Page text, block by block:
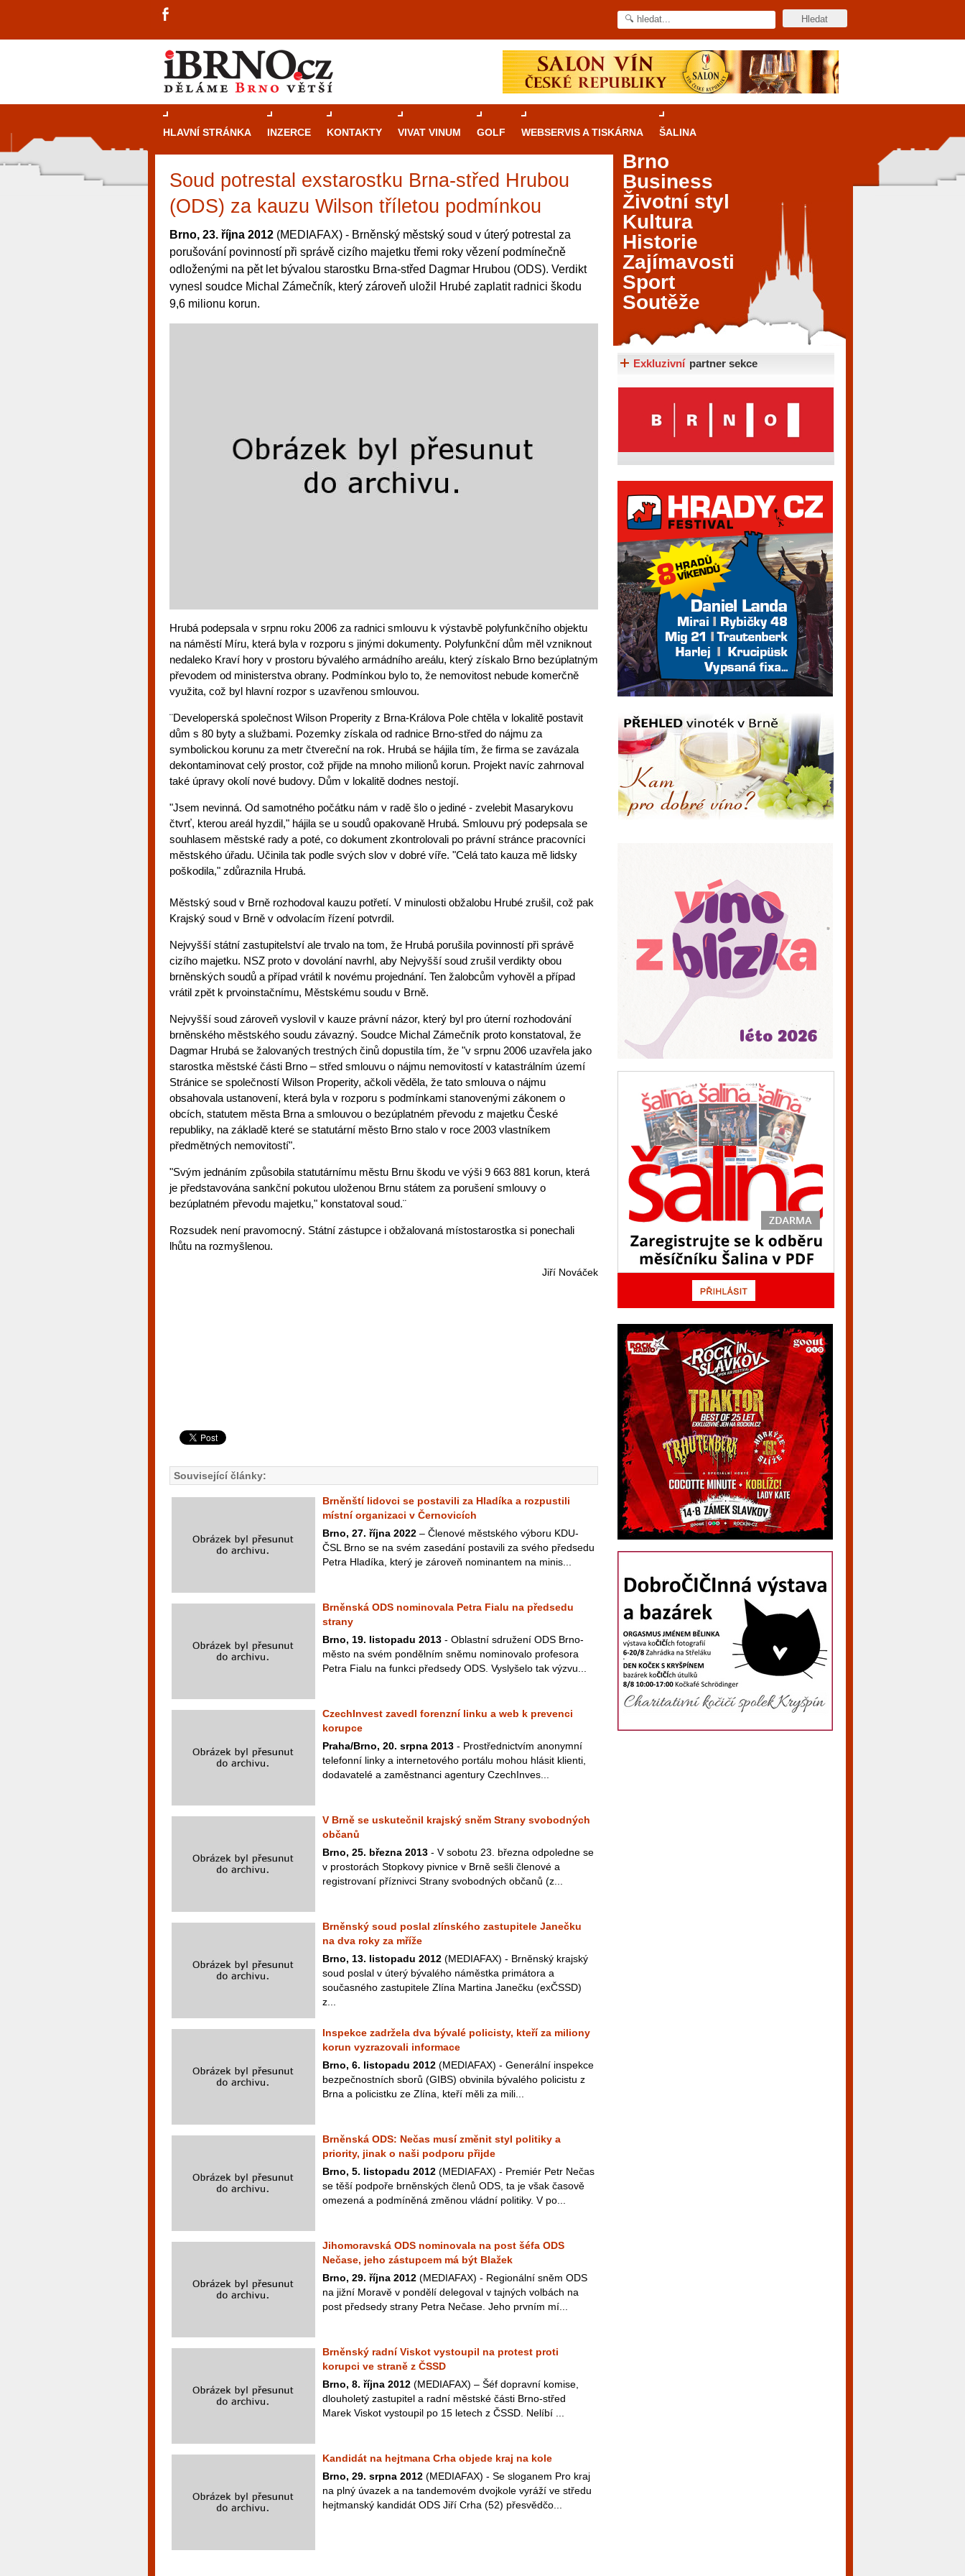
HLAVNÍ STRÁNKA INZERCE KONTAKTY VIVAT VINUM GOLF WEBSERVIS A TISKÁRNA ŠALINA
Soud potrestal exstarostku Brna-střed Hrubou
(ODS) za kauzu Wilson tříletou podmínkou
Brno, 23. října 2012 (MEDIAFAX) - Brněnský městský soud v úterý potrestal za
porušování povinností při správě cizího majetku třemi roky vězení podmínečně
odloženými na pět let bývalou starostku Brna-střed Dagmar Hrubou (ODS). Verdikt
vynesl soudce Michal Zámečník, který zároveň uložil Hrubé zaplatit radnici škodu
9,6 milionu korun.
Hrubá podepsala v srpnu roku 2006 za radnici smlouvu k výstavbě polyfunkčního objektu
na náměstí Míru, která byla v rozporu s jinými dokumenty. Polyfunkční dům měl vzniknout
nedaleko Kraví hory v prostoru bývalého armádního areálu, který získalo Brno bezúplatným
převodem od ministerstva obrany. Podmínkou bylo to, že nemovitost nebude komerčně
využita, což byl hlavní rozpor s uzavřenou smlouvou.
¨Developerská společnost Wilson Properity z Brna-Králova Pole chtěla v lokalitě postavit
dům s 80 byty a službami. Pozemky získala od radnice Brno-střed do nájmu za
symbolickou korunu za metr čtvereční na rok. Hrubá se hájila tím, že firma se zavázala
dekontaminovat celý prostor, což přijde na mnoho milionů korun. Projekt navíc zahrnoval
také úpravy okolí nové budovy. Dům v lokalitě dodnes nestojí.
"Jsem nevinná. Od samotného počátku nám v radě šlo o jediné - zvelebit Masarykovu
čtvrť, kterou areál hyzdil," hájila se u soudů opakovaně Hrubá. Smlouvu prý podepsala se
souhlasem městské rady a poté, co dokument zkontrolovali po právní stránce pracovníci
městského úřadu. Učinila tak podle svých slov v dobré víře. "Celá tato kauza mě lidsky
poškodila," zdůraznila Hrubá.
Městský soud v Brně rozhodoval kauzu potřetí. V minulosti obžalobu Hrubé zrušil, což pak
Krajský soud v Brně v odvolacím řízení potvrdil.
Nejvyšší státní zastupitelství ale trvalo na tom, že Hrubá porušila povinností při správě
cizího majetku. NSZ proto v dovolání navrhl, aby Nejvyšší soud zrušil verdikty obou
brněnských soudů a případ vrátil k novému projednání. Ten žalobcům vyhověl a případ
vrátil zpět k prvoinstačnímu, Městskému soudu v Brně.
Nejvyšší soud zároveň vyslovil v kauze právní názor, který byl pro úterní rozhodování
brněnského městského soudu závazný. Soudce Michal Zámečník proto konstatoval, že
Dagmar Hrubá se žalovaných trestných činů dopustila tím, že "v srpnu 2006 uzavřela jako
starostka městské části Brno – střed smlouvu o nájmu nemovitostí v katastrálním území
Stránice se společností Wilson Properity, ačkoli věděla, že tato smlouva o nájmu
obsahovala ustanovení, která byla v rozporu s podmínkami stanovenými zákonem o
obcích, statutem města Brna a smlouvou o bezúplatném převodu z majetku České
republiky, na základě které se statutární město Brno stalo v roce 2003 vlastníkem
předmětných nemovitostí".
"Svým jednáním způsobila statutárnímu městu Brnu škodu ve výši 9 663 881 korun, která
je představována sankční pokutou uloženou Brnu státem za porušení smlouvy o
bezúplatném převodu majetku," konstatoval soud.¨
Rozsudek není pravomocný. Státní zástupce i obžalovaná místostarostka si ponechali
lhůtu na rozmyšlenou.
Jiří Nováček
Související články:
Brněnští lidovci se postavili za Hladíka a rozpustili
místní organizaci v Černovicích
Brno, 27. října 2022 – Členové městského výboru KDU-
ČSL Brno se na svém zasedání postavili za svého předsedu
Petra Hladíka, který je zároveň nominantem na minis...
Brněnská ODS nominovala Petra Fialu na předsedu
strany
Brno, 19. listopadu 2013 - Oblastní sdružení ODS Brno-
město na svém pondělním sněmu nominovalo profesora
Petra Fialu na funkci předsedy ODS. Vyslyšelo tak výzvu...
CzechInvest zavedl forenzní linku a web k prevenci
korupce
Praha/Brno, 20. srpna 2013 - Prostřednictvím anonymní
telefonní linky a internetového portálu mohou hlásit klienti,
dodavatelé a zaměstnanci agentury CzechInves...
V Brně se uskutečnil krajský sněm Strany svobodných
občanů
Brno, 25. března 2013 - V sobotu 23. března odpoledne se
v prostorách Stopkovy pivnice v Brně sešli členové a
registrovaní příznivci Strany svobodných občanů (z...
Brněnský soud poslal zlínského zastupitele Janečku
na dva roky za mříže
Brno, 13. listopadu 2012 (MEDIAFAX) - Brněnský krajský
soud poslal v úterý bývalého náměstka primátora a
současného zastupitele Zlína Martina Janečku (exČSSD)
z...
Inspekce zadržela dva bývalé policisty, kteří za miliony
korun vyzrazovali informace
Brno, 6. listopadu 2012 (MEDIAFAX) - Generální inspekce
bezpečnostních sborů (GIBS) obvinila bývalého policistu z
Brna a policistku ze Zlína, kteří měli za mili...
Brněnská ODS: Nečas musí změnit styl politiky a
priority, jinak o naši podporu přijde
Brno, 5. listopadu 2012 (MEDIAFAX) - Premiér Petr Nečas
se těší podpoře brněnských členů ODS, ta je však časově
omezená a podmíněná změnou vládní politiky. V po...
Jihomoravská ODS nominovala na post šéfa ODS
Nečase, jeho zástupcem má být Blažek
Brno, 29. října 2012 (MEDIAFAX) - Regionální sněm ODS
na jižní Moravě v pondělí delegoval v tajných volbách na
post předsedy strany Petra Nečase. Jeho prvním mí...
Brněnský radní Viskot vystoupil na protest proti
korupci ve straně z ČSSD
Brno, 8. října 2012 (MEDIAFAX) – Šéf dopravní komise,
dlouholetý zastupitel a radní městské části Brno-střed
Marek Viskot vystoupil po 15 letech z ČSSD. Nelíbí ...
Kandidát na hejtmana Crha objede kraj na kole
Brno, 29. srpna 2012 (MEDIAFAX) - Se sloganem Pro kraj
na plný úvazek a na tandemovém dvojkole vyráží ve středu
hejtmanský kandidát ODS Jiří Crha (52) přesvědčo...
Průvodcekasinovými hrami v Brně: Od
rulety po video automaty
Brno je městem známým pro zajímavé památky, skvělé
restaurace, divadla a univerzity. Mimo jiné je ale také
místem, kde si můžete legálně a bezpečně vyzkoušet
různé kasinové hry. V neustále kvetoucí moravské
metropoli naleznete širokou nabídku her od klasické
Brno
Business
Životní styl
Kultura
Historie
Zajímavosti
Sport
Soutěže
Exkluzivní partner sekce